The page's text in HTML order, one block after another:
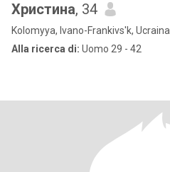
Христина, 34
Kolomyya, Ivano-Frankivs'k, Ucraina
Alla ricerca di: Uomo 29 - 42